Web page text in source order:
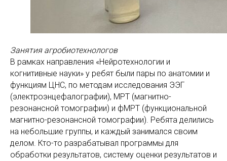
Занятия агробиотехнологов
В рамках направления «Нейротехнологии и
когнитивные науки» у ребят были пары по анатомии и
функциям ЦНС, по методам исследования ЭЭГ
(электроэнцефалографии), МРТ (магнитно-
резонансной томографии) и фМРТ (функциональной
магнитно-резонансной томографии). Ребята делились
на небольшие группы, и каждый занимался своим
делом. Кто-то разрабатывал программы для
обработки результатов, систему оценки результатов и